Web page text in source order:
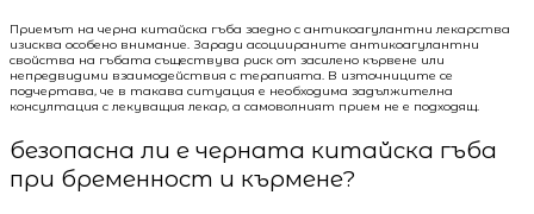
Приемът на черна китайска гъба заедно с антикоагулантни лекарства
изисква особено внимание. Заради асоциираните антикоагулантни
свойства на гъбата съществува риск от засилено кървене или
непредвидими взаимодействия с терапията. В източниците се
подчертава, че в такава ситуация е необходима задължителна
консултация с лекуващия лекар, а самоволният прием не е подходящ.
безопасна ли е черната китайска гъба
при бременност и кърмене?